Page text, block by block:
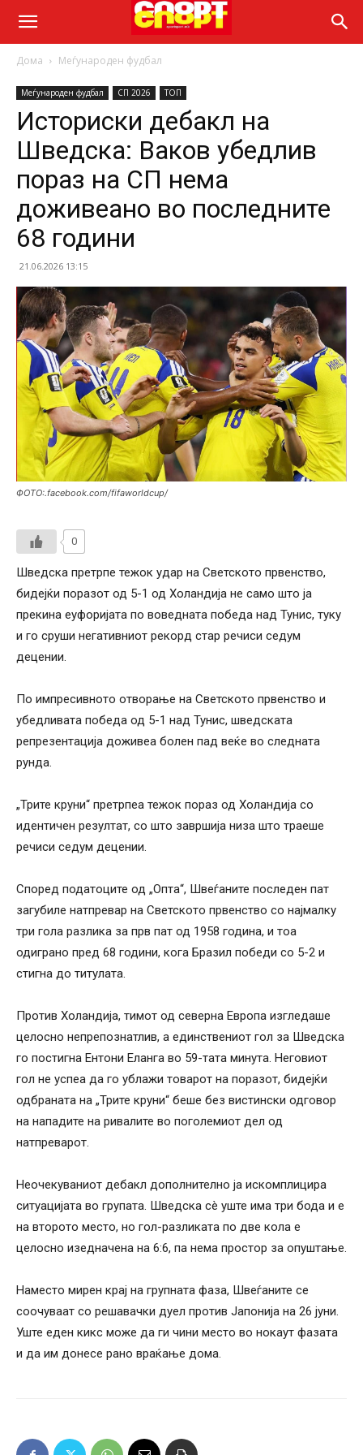
Дома Меѓународен фудбал
Меѓународен фудбал СП 2026 ТОП
Историски дебакл на
Шведска: Ваков убедлив
пораз на СП нема
доживеано во последните
68 години
21.06.2026 13:15
ФОТО:.facebook.com/fifaworldcup/
0
Шведска претрпе тежок удар на Светското првенство,
бидејќи поразот од 5-1 од Холандија не само што ја
прекина еуфоријата по воведната победа над Тунис, туку
и го сруши негативниот рекорд стар речиси седум
децении.
По импресивното отворање на Светското првенство и
убедливата победа од 5-1 над Тунис, шведската
репрезентација доживеа болен пад веќе во следната
рунда.
„Трите круни“ претрпеа тежок пораз од Холандија со
идентичен резултат, со што завршија низа што траеше
речиси седум децении.
Според податоците од „Опта“, Швеѓаните последен пат
загубиле натпревар на Светското првенство со најмалку
три гола разлика за прв пат од 1958 година, и тоа
одиграно пред 68 години, кога Бразил победи со 5-2 и
стигна до титулата.
Против Холандија, тимот од северна Европа изгледаше
целосно непрепознатлив, а единствениот гол за Шведска
го постигна Ентони Еланга во 59-тата минута. Неговиот
гол не успеа да го ублажи товарот на поразот, бидејќи
одбраната на „Трите круни“ беше без вистински одговор
на нападите на ривалите во поголемиот дел од
натпреварот.
Неочекуваниот дебакл дополнително ја искомплицира
ситуацијата во групата. Шведска сè уште има три бода и е
на второто место, но гол-разликата по две кола е
целосно изедначена на 6:6, па нема простор за опуштање.
Наместо мирен крај на групната фаза, Швеѓаните се
соочуваат со решавачки дуел против Јапонија на 26 јуни.
Уште еден кикс може да ги чини место во нокаут фазата
и да им донесе рано враќање дома.